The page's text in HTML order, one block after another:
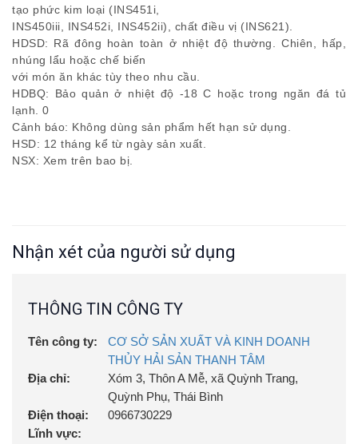
tạo phức kim loại (INS451i,
INS450iii, INS452i, INS452ii), chất điều vị (INS621).
HDSD: Rã đông hoàn toàn ở nhiệt độ thường. Chiên, hấp,
nhúng lẩu hoặc chế biến
với món ăn khác tùy theo nhu cầu.
HDBQ: Bảo quản ở nhiệt độ -18 C hoặc trong ngăn đá tủ
lạnh. 0
Cảnh báo: Không dùng sản phẩm hết hạn sử dụng.
HSD: 12 tháng kể từ ngày sản xuất.
NSX: Xem trên bao bị.
Nhận xét của người sử dụng
THÔNG TIN CÔNG TY
Tên công ty:
CƠ SỞ SẢN XUẤT VÀ KINH DOANH
THỦY HẢI SẢN THANH TÂM
Địa chỉ:
Xóm 3, Thôn A Mễ, xã Quỳnh Trang,
Quỳnh Phụ, Thái Bình
Điện thoại:
0966730229
Lĩnh vực: